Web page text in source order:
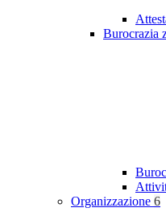
Burocrazia
Organizzazione 6